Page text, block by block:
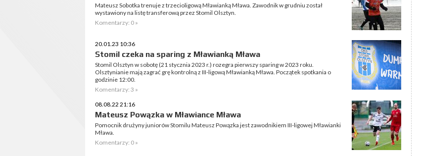
Mateusz Sobotka trenuje z trzecioligową Mławianką Mława. Zawodnik w grudniu został
wystawiony na listę transferową przez Stomil Olsztyn.
Komentarzy: 0 »
20.01.23 10:36
Stomil czeka na sparing z Mławianką Mława
Stomil Olsztyn w sobotę (21 stycznia 2023 r.) rozegra pierwszy sparing w 2023 roku.
Olsztynianie mają zagrać grę kontrolną z III-ligową Mławianką Mława. Początek spotkania o
godzinie 12:00.
Komentarzy: 3 »
08.08.22 21:16
Mateusz Powązka w Mławiance Mława
Pomocnik drużyny juniorów Stomilu Mateusz Powązka jest zawodnikiem III-ligowej Mławianki
Mława.
Komentarzy: 0 »